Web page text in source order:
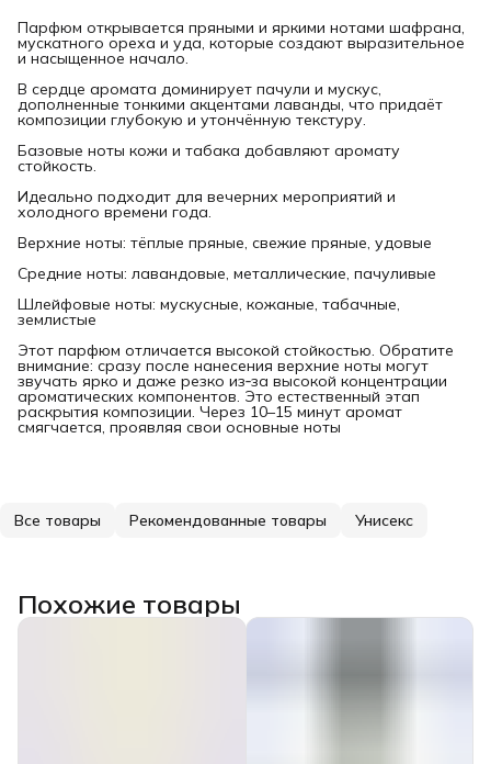
Парфюм открывается пряными и яркими нотами шафрана,
мускатного ореха и уда, которые создают выразительное
и насыщенное начало.
В сердце аромата доминирует пачули и мускус,
дополненные тонкими акцентами лаванды, что придаёт
композиции глубокую и утончённую текстуру.
Базовые ноты кожи и табака добавляют аромату
стойкость.
Идеально подходит для вечерних мероприятий и
холодного времени года.
Верхние ноты: тёплые пряные, свежие пряные, удовые
Средние ноты: лавандовые, металлические, пачуливые
Шлейфовые ноты: мускусные, кожаные, табачные,
землистые
Этот парфюм отличается высокой стойкостью. Обратите
внимание: сразу после нанесения верхние ноты могут
звучать ярко и даже резко из‑за высокой концентрации
ароматических компонентов. Это естественный этап
раскрытия композиции. Через 10–15 минут аромат
смягчается, проявляя свои основные ноты
Все товары Рекомендованные товары Унисекс
Похожие товары